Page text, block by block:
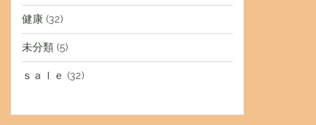
健康 (32)
未分類 (5)
ｓａｌｅ (32)